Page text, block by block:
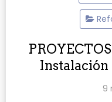
Instalación
9